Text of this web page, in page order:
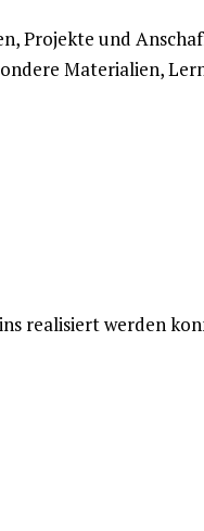
Projekte und
Materialien,
realisiert werden